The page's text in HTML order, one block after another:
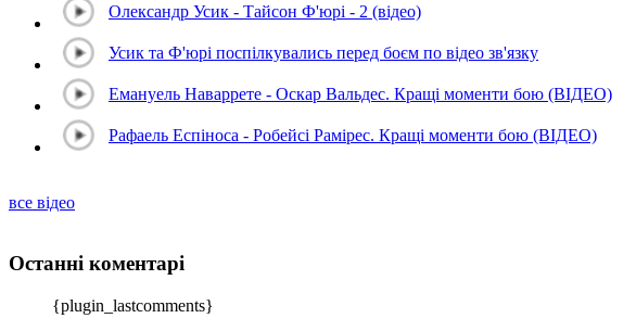
Олександр Усик - Тайсон Ф'юрі - 2 (відео)
Усик та Ф'юрі поспілкувались перед боєм по відео зв'язку
Емануель Наваррете - Оскар Вальдес. Кращі моменти бою (ВІДЕО)
Рафаель Еспіноса - Робейсі Рамірес. Кращі моменти бою (ВІДЕО)
все відео
Останні коментарі
{plugin_lastcomments}